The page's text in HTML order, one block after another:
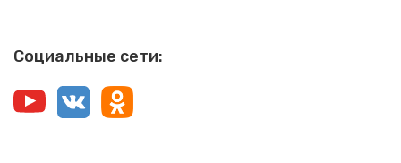
Социальные сети: